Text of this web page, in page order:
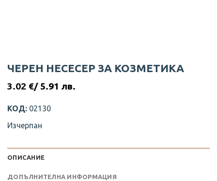
ЧЕРЕН НЕСЕСЕР ЗА КОЗМЕТИКА
3.02 €/ 5.91 лв.
КОД: 02130
Изчерпан
ОПИСАНИЕ
ДОПЪЛНИТЕЛНА ИНФОРМАЦИЯ